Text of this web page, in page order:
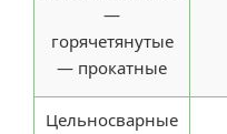
—
горячетянутые
— прокатные
Цельносварные